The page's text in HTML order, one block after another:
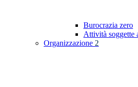
Burocrazia zero
Attività soggette
Organizzazione 2